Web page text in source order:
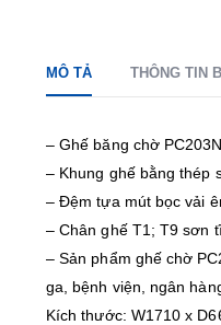
MÔ TẢ THÔNG TIN
– Ghế băng chờ
– Khung ghế bằng thép
– Đệm tựa mút bọc vải
– Chân ghế T1; T9 sơn
– Sản phẩm ghế chờ
ga, bệnh viện, ngân
Kích thước: W1710 x